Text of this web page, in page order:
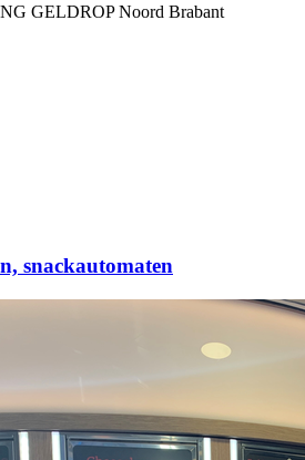
GELDROP Noord Brabant
snackautomaten